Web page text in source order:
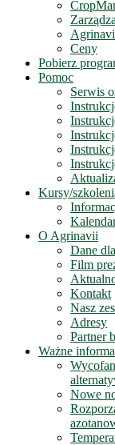
Ceny
Pobierz
Pomoc
Serwis
Kursy/
O Agrinavii
Dane
Film
Kontakt
Nasz
Adresy
Partner
Ważne
Nowe